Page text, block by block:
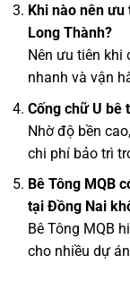
Khi nào nên
Long Thành?
Nên ưu tiên khi
nhanh và vận
Cống chữ U bê
Nhờ độ bền
chi phí bảo trì
Bê Tông MQB
tại Đồng Nai
Bê Tông MQB
cho nhiều dự